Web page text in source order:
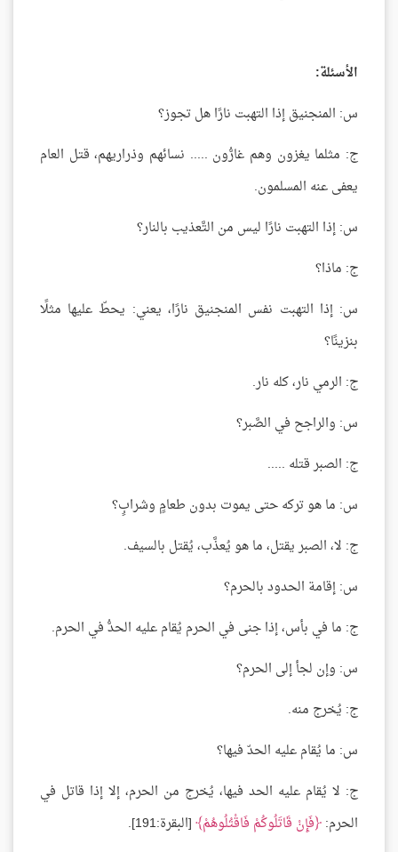
الأسئلة:
س: المنجنيق إذا التهبت نارًا هل تجوز؟
ج: مثلما يغزون وهم غارُّون ..... نسائهم وذراريهم، قتل العام
يعفى عنه المسلمون.
س: إذا التهبت نارًا ليس من التَّعذيب بالنار؟
ج: ماذا؟
س: إذا التهبت نفس المنجنيق نارًا، يعني: يحطّ عليها مثلًا
بنزينًا؟
ج: الرمي نار، كله نار.
س: والراجح في الصَّبر؟
ج: الصبر قتله .....
س: ما هو تركه حتى يموت بدون طعامٍ وشرابٍ؟
ج: لا، الصبر يقتل، ما هو يُعذَّب، يُقتل بالسيف.
س: إقامة الحدود بالحرم؟
ج: ما في بأس، إذا جنى في الحرم يُقام عليه الحدُّ في الحرم.
س: وإن لجأ إلى الحرم؟
ج: يُخرج منه.
س: ما يُقام عليه الحدّ فيها؟
ج: لا يُقام عليه الحد فيها، يُخرج من الحرم، إلا إذا قاتل في
الحرم: فَإِنْ قَاتَلُوكُمْ فَاقْتُلُوهُمْ [البقرة:191].